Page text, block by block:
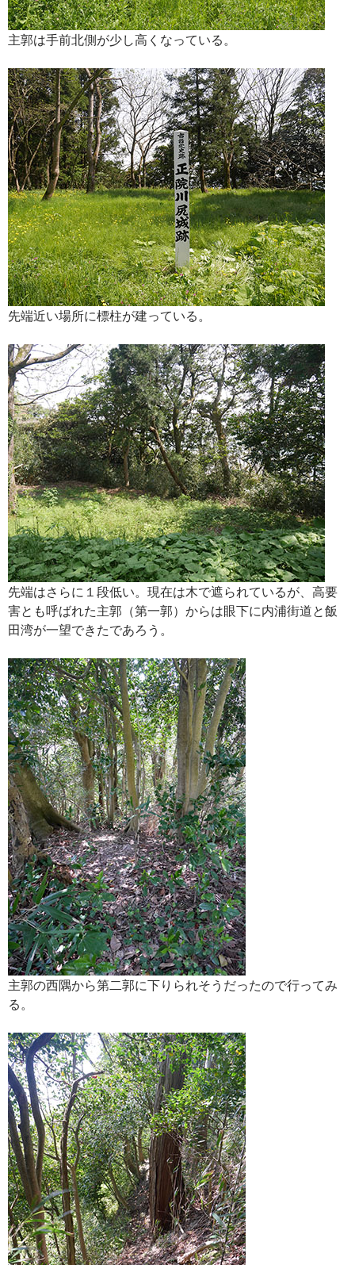
主郭は手前北側が少し高くなっている。
先端近い場所に標柱が建っている。
先端はさらに１段低い。現在は木で遮られているが、高要
害とも呼ばれた主郭（第一郭）からは眼下に内浦街道と飯
田湾が一望できたであろう。
主郭の西隅から第二郭に下りられそうだったので行ってみ
る。